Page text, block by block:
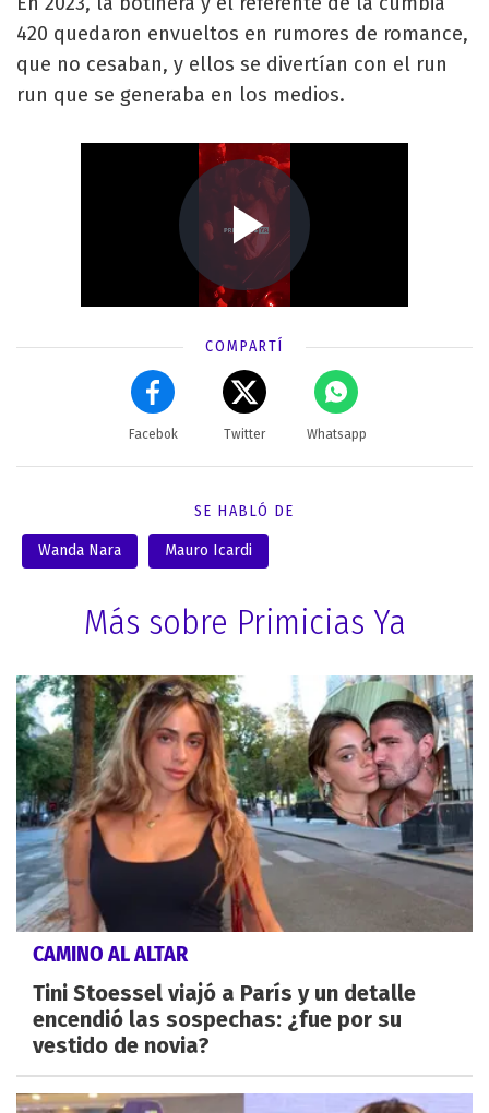
420 quedaron envueltos en rumores de romance,
que no cesaban, y ellos se divertían con el run
run que se generaba en los medios.
COMPARTÍ
Facebok Twitter Whatsapp
SE HABLÓ DE
Wanda Nara Mauro Icardi
Más sobre Primicias Ya
CAMINO AL ALTAR
Tini Stoessel viajó a París y un detalle
encendió las sospechas: ¿fue por su
vestido de novia?